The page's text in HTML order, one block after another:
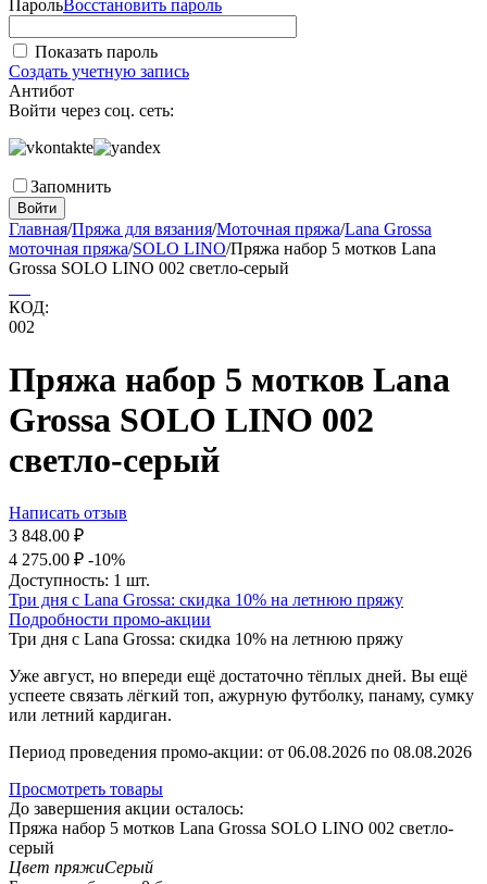
ПарольВосстановить пароль
Показать пароль
Создать учетную запись
Антибот
Войти через соц. сеть:
Запомнить
Войти
Главная/Пряжа для вязания/Моточная пряжа/Lana Grossa
моточная пряжа/SOLO LINO/Пряжа набор 5 мотков Lana
Grossa SOLO LINO 002 светло-серый
КОД:
002
Пряжа набор 5 мотков Lana
Grossa SOLO LINO 002
светло-серый
Написать отзыв
3 848.00 ₽
4 275.00 ₽ -10%
Доступность: 1 шт.
Три дня с Lana Grossa: скидка 10% на летнюю пряжу
Подробности промо-акции
Три дня с Lana Grossa: скидка 10% на летнюю пряжу
Уже август, но впереди ещё достаточно тёплых дней. Вы ещё
успеете связать лёгкий топ, ажурную футболку, панаму, сумку
или летний кардиган.
Период проведения промо-акции: от 06.08.2026 по 08.08.2026
Просмотреть товары
До завершения акции осталось:
Пряжа набор 5 мотков Lana Grossa SOLO LINO 002 светло-
серый
Цвет пряжиСерый